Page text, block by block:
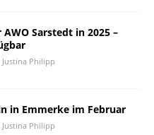
Sarstedt in 2025 –
Justina Philipp
in Emmerke im Februar
Justina Philipp